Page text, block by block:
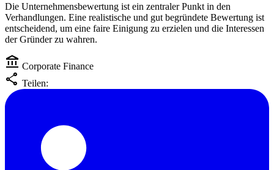
Die Unternehmensbewertung ist ein zentraler Punkt in den
Verhandlungen. Eine realistische und gut begründete Bewertung ist
entscheidend, um eine faire Einigung zu erzielen und die Interessen
der Gründer zu wahren.
account_balance Corporate Finance
share Teilen: